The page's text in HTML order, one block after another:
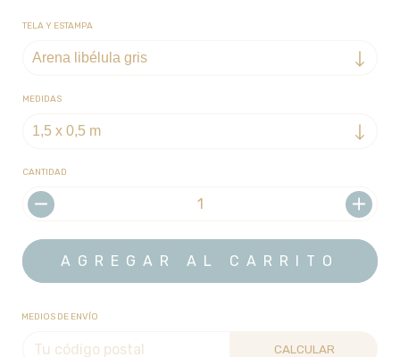
TELA Y ESTAMPA
MEDIDAS
CANTIDAD
MEDIOS DE ENVÍO
CALCULAR